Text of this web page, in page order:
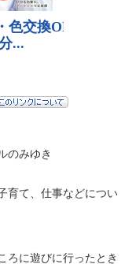
のみゆき
育て、仕事などについ
ろに遊びに行ったとき